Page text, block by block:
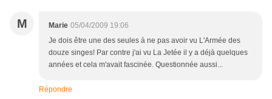
M Marie 05/04/2009 19:06
Je dois être une des seules à ne pas avoir vu L'Armée des
douze singes! Par contre j'ai vu La Jetée il y a déjà quelques
années et cela m'avait fascinée. Questionnée aussi...
Répondre